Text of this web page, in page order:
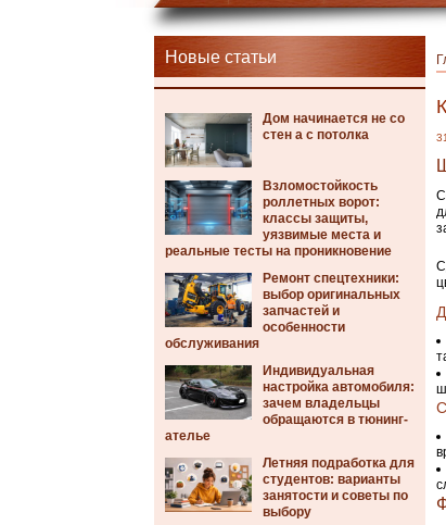
Новые статьи
Дом начинается не со
стен а с потолка
Взломостойкость
роллетных ворот:
классы защиты,
уязвимые места и
реальные тесты на проникновение
Ремонт спецтехники:
выбор оригинальных
запчастей и
особенности
обслуживания
Индивидуальная
настройка автомобиля:
зачем владельцы
обращаются в тюнинг-
ателье
Летняя подработка для
студентов: варианты
занятости и советы по
выбору